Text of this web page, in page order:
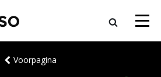
Voorpagina